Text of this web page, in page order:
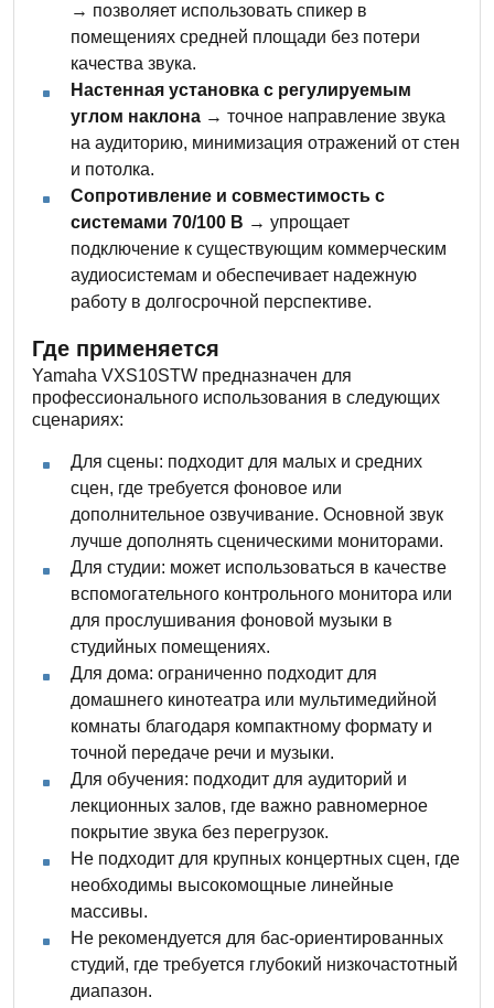
→ позволяет использовать спикер в
помещениях средней площади без потери
качества звука.
Настенная установка с регулируемым
углом наклона → точное направление звука
на аудиторию, минимизация отражений от стен
и потолка.
Сопротивление и совместимость с
системами 70/100 В → упрощает
подключение к существующим коммерческим
аудиосистемам и обеспечивает надежную
работу в долгосрочной перспективе.
Где применяется
Yamaha VXS10STW предназначен для
профессионального использования в следующих
сценариях:
Для сцены: подходит для малых и средних
сцен, где требуется фоновое или
дополнительное озвучивание. Основной звук
лучше дополнять сценическими мониторами.
Для студии: может использоваться в качестве
вспомогательного контрольного монитора или
для прослушивания фоновой музыки в
студийных помещениях.
Для дома: ограниченно подходит для
домашнего кинотеатра или мультимедийной
комнаты благодаря компактному формату и
точной передаче речи и музыки.
Для обучения: подходит для аудиторий и
лекционных залов, где важно равномерное
покрытие звука без перегрузок.
Не подходит для крупных концертных сцен, где
необходимы высокомощные линейные
массивы.
Не рекомендуется для бас-ориентированных
студий, где требуется глубокий низкочастотный
диапазон.